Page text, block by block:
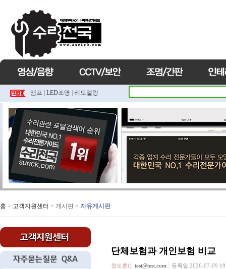
앰프 LED조명 리모델링
홈 > 고객지원센터 > 게시판 > 자유게시판
단체보험과 개인보험 비교
정도훈() test@test.com 등록일 2026-07-09